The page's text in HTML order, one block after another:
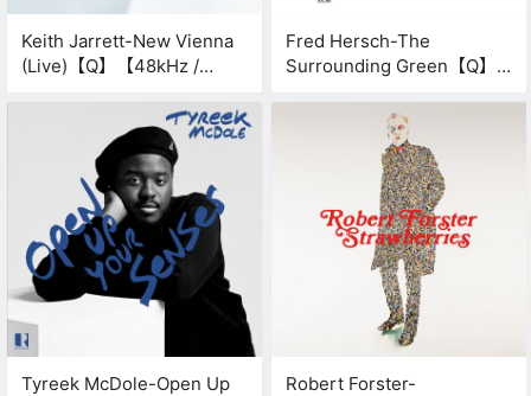
Keith Jarrett-New Vienna
(Live)【Q】【48kHz /
Fred Hersch-The
Surrounding Green【Q】
Tyreek McDole-Open Up
Robert Forster-